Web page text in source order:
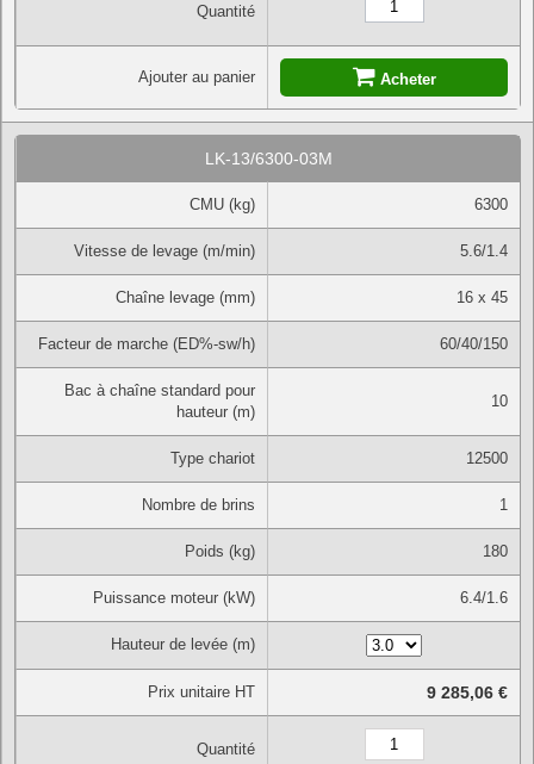
Quantité
Ajouter au panier Acheter
LK-13/6300-03M
CMU (kg) 6300
Vitesse de levage (m/min) 5.6/1.4
Chaîne levage (mm) 16 x 45
Facteur de marche (ED%-sw/h) 60/40/150
Bac à chaîne standard pour
hauteur (m)
10
Type chariot 12500
Nombre de brins 1
Poids (kg) 180
Puissance moteur (kW) 6.4/1.6
Hauteur de levée (m)
Prix unitaire HT 9 285,06 €
Quantité